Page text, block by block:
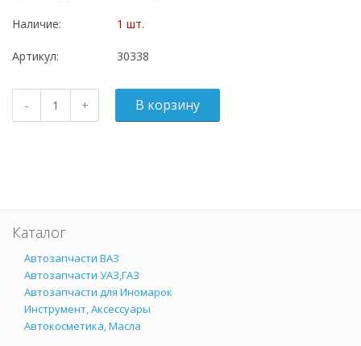
Наличие: 1 шт.
Артикул: 30338
Каталог
Автозапчасти ВАЗ
Автозапчасти УАЗ,ГАЗ
Автозапчасти для Иномарок
Инструмент, Аксессуары
Автокосметика, Масла